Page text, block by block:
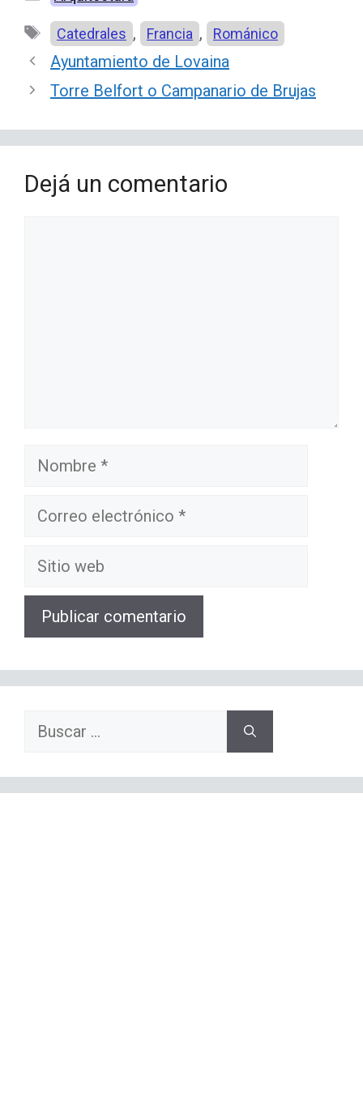
Etiquetas
Catedrales , Francia , Románico
Ayuntamiento de Lovaina
Torre Belfort o Campanario de Brujas
Dejá un comentario
Nombre
Correo
Sitio
Buscar: